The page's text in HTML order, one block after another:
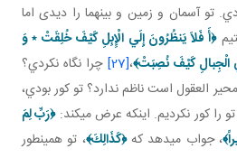
تو آسمان و زمين و بينهما را ديدی اما
﴿أَ فَلاَ يَنظُرُونَ إِلَي الْإِبِلِ كَيْفَ خُلِقَتْ ٭وَ
الْجِبالِ كَيْفَ نُصِبَتْ﴾،[27]
چرا نگاه نکردي؟
العقول است ناظم ندارد؟ تو کور بودي،
را کور نکرديم. اينکه عرض مي کند:﴿رَبِّ لِمَ
﴾، جواب مي دهد که﴿كَذَالِكَ﴾، تو همين طور